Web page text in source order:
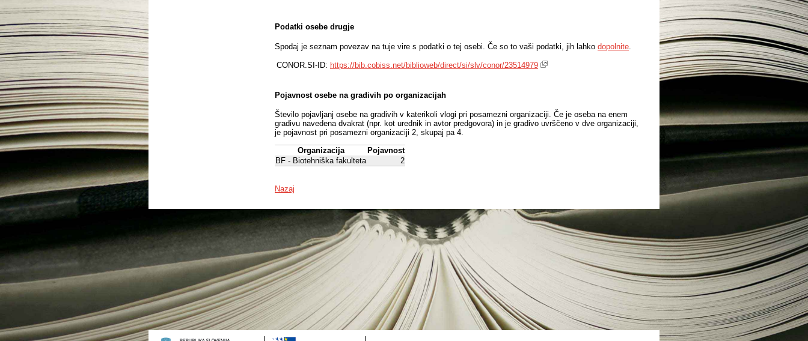
Podatki osebe drugje
Spodaj je seznam povezav na tuje vire s podatki o tej osebi. Če so to vaši podatki, jih lahko dopolnite
CONOR.SI-ID: https://bib.cobiss.net/biblioweb/direct/si/slv/conor/23514979
Pojavnost osebe na gradivih po organizacijah
Število pojavljanj osebe na gradivih v katerikoli vlogi pri posamezni organizaciji. Če je oseba na enem
gradivu navedena dvakrat (npr. kot urednik in avtor predgovora) in je gradivo uvrščeno v dve organizaciji,
je pojavnost pri posamezni organizaciji 2, skupaj pa 4.
Organizacija
Pojavnost
BF - Biotehniška fakulteta
2
Nazaj